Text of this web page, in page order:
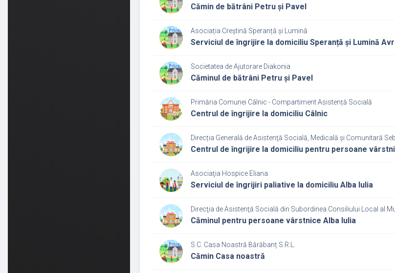
Cămin de bătrâni Petru și Pavel
Asociația Creștină Speranță și Lumină
Serviciul de îngrijire la domiciliu Speranță și Lumină
Societatea de Ajutorare Diakonia
Căminul de bătrâni Petru și Pavel
Primăria Comunei Câlnic - Compartiment Asistență Socială
Centrul de îngrijire la domiciliu Câlnic
Direcția Generală de Asistenţă Socială, Medicală și Comunitară
Centrul de îngrijire la domiciliu pentru persoane
Asociaţia Hospice Eliana
Serviciul de îngrijiri paliative la domiciliu Alba Iulia
Direcţia de Asistenţă Socială din Subordinea Consiliului Local al
Căminul pentru persoane vârstnice Alba Iulia
S.C. Casa Noastră Bărăbanț S.R.L.
Cămin Casa noastră